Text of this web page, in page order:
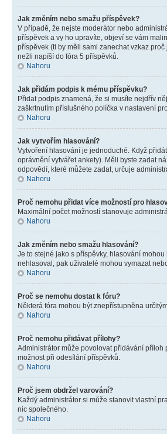
Jak změním nebo smažu příspěvek?
V případě, že nejste moderátor nebo
příspěvek a vy ho upravíte, objeví se vám
příspěvek (ti by měli sami zanechat vzkaz
nežli napíší do fóra 5 příspěvků.
Nahoru
Jak přidám podpis k mému příspěvku?
Přidat podpis znamená, že si musíte nejdřív
zaškrtnutím příslušného políčka v nastavení
Nahoru
Jak vytvořím hlasování?
Vytvoření hlasování je jednoduché. Když
oprávnění vytvářet ankety). Měli byste zadat
odpovědí, které můžete zadat, určuje
Nahoru
Proč nemohu přidat více možností pro
Maximální počet možností stanovuje
Nahoru
Jak změním nebo smažu hlasování?
Je to stejné jako s příspěvky, hlasování
nehlasoval, pak uživatelé mohou vymazat
Nahoru
Proč se nemohu dostat k fóru?
Některá fóra mohou být znepřístupněna
Nahoru
Proč nemohu přidávat přílohy?
Administrátor může povolovat přidávání
možnost při odesílání příspěvků.
Nahoru
Proč jsem obdržel varování?
Každý administrátor si může stanovit vlastní
nic společného.
Nahoru